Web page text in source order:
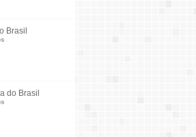
Brasil
do Brasil